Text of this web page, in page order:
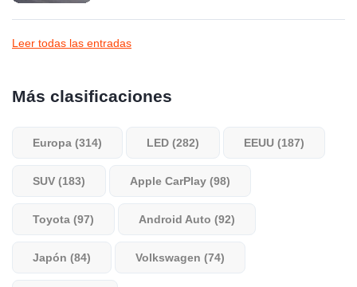
Leer todas las entradas
Más clasificaciones
Europa (314) LED (282) EEUU (187)
SUV (183) Apple CarPlay (98)
Toyota (97) Android Auto (92)
Japón (84) Volkswagen (74)